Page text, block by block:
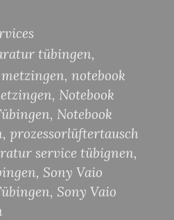
tübingen,
, notebook
, Notebook
, Notebook
, prozessorlüftertausch
service tübignen,
, Sony Vaio
, Sony Vaio